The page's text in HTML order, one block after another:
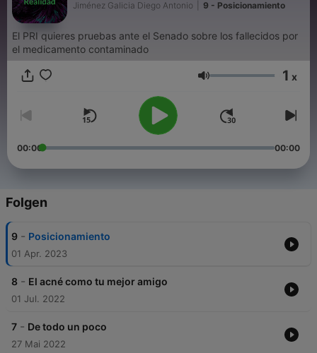
Jiménez Galicia Diego Antonio 9 - Posicionamiento
El PRI quieres pruebas ante el Senado sobre los fallecidos por
el medicamento contaminado
Lautstärke 1 x
00:00 00:00
Folgen
9 - Posicionamiento
01 Apr. 2023
8 - El acné como tu mejor amigo
01 Jul. 2022
7 - De todo un poco
27 Mai 2022